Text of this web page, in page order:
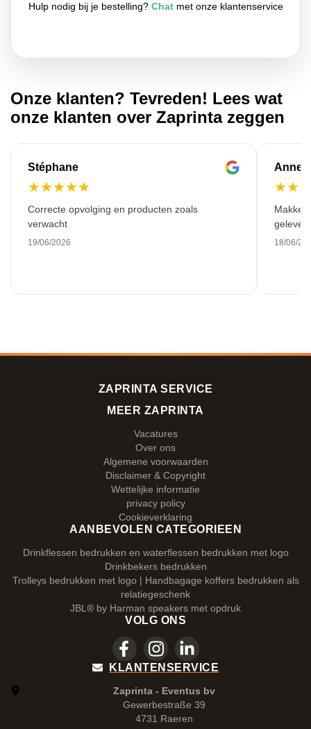
Hulp nodig bij je bestelling? Chatmet onze klantenservice
Onze klanten? Tevreden! Lees wat
onze klanten over Zaprinta zeggen
Stéphane
★★★★★
Correcte opvolging en producten zoals
verwacht
19/06/2026
Anne-
★★
18/06/
ZAPRINTA SERVICE
MEER ZAPRINTA
Vacatures
Over ons
Algemene voorwaarden
Disclaimer & Copyright
Wettelijke informatie
privacy policy
Cookieverklaring
AANBEVOLEN CATEGORIEEN
Drinkflessen bedrukken en waterflessen bedrukken met logo
Drinkbekers bedrukken
Trolleys bedrukken met logo | Handbagage koffers bedrukken als
relatiegeschenk
JBL® by Harman speakers met opdruk
VOLG ONS
KLANTENSERVICE
Zaprinta - Eventus bv
Gewerbestraße 39
4731 Raeren